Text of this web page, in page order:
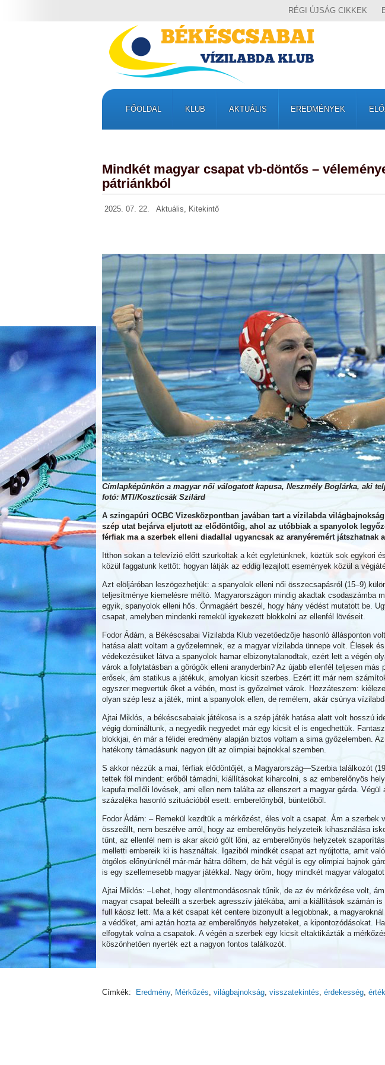
RÉGI ÚJSÁG CIKKEK
FŐOLDAL KLUB AKTUÁLIS EREDMÉNYEK
Mindkét magyar csapat vb-döntős –
pátriánkból
2025. 07. 22. Aktuális, Kitekintő
Címlapképünkön a magyar női válogatott kapusa, Neszmély Boglárka, aki
fotó: MTI/Koszticsák Szilárd
A szingapúri OCBC Vizesközpontban javában tart a vízilabda
szép utat bejárva eljutott az elődöntőig, ahol az utóbbiak a spanyolok
férfiak ma a szerbek elleni diadallal ugyancsak az aranyéremért játszhatnak
Itthon sokan a televízió előtt szurkoltak a két egyletünknek, köztük sok egykori
közül faggatunk kettőt: hogyan látják az eddig lezajlott események közül a
Azt elöljáróban leszögezhetjük: a spanyolok elleni női összecsapásról (15–9)
teljesítménye kiemelésre méltó. Magyarországon mindig akadtak csodaszámba
egyik, spanyolok elleni hős. Önmagáért beszél, hogy hány védést mutatott be.
csapat, amelyben mindenki remekül igyekezett blokkolni az ellenfél lövéseit.
Fodor Ádám, a Békéscsabai Vízilabda Klub vezetőedzője hasonló állásponton
hatása alatt voltam a győzelemnek, ez a magyar vízilabda ünnepe volt. Élesek
védekezésüket látva a spanyolok hamar elbizonytalanodtak, ezért lett a végén
várok a folytatásban a görögök elleni aranyderbin? Az újabb ellenfél teljesen más
erősek, ám statikus a játékuk, amolyan kicsit szerbes. Ezért itt már nem
egyszer megvertük őket a vébén, most is győzelmet várok. Hozzáteszem:
olyan szép lesz a játék, mint a spanyolok ellen, de remélem, akár csúnya
Ajtai Miklós, a békéscsabaiak játékosa is a szép játék hatása alatt volt hosszú
végig domináltunk, a negyedik negyedet már egy kicsit el is engedhettük.
blokkjai, én már a félidei eredmény alapján biztos voltam a sima győzelemben.
hatékony támadásunk nagyon ült az olimpiai bajnokkal szemben.
S akkor nézzük a mai, férfiak elődöntőjét, a Magyarország—Szerbia találkozót
tettek föl mindent: erőből támadni, kiállításokat kiharcolni, s az emberelőnyös
kapufa mellőli lövések, ami ellen nem találta az ellenszert a magyar gárda.
százaléka hasonló szituációból esett: emberelőnyből, büntetőből.
Fodor Ádám: – Remekül kezdtük a mérkőzést, éles volt a csapat. Ám a szerbek
összeállt, nem beszélve arról, hogy az emberelőnyös helyzeteik kihasználása
tűnt, az ellenfél nem is akar akció gólt lőni, az emberelőnyös helyzetek
melletti embereik ki is használtak. Igaziból mindkét csapat azt nyújtotta, amit
ötgólos előnyünknél már-már hátra dőltem, de hát végül is egy olimpiai bajnok
is egy szellemesebb magyar játékkal. Nagy öröm, hogy mindkét magyar
Ajtai Miklós: –Lehet, hogy ellentmondásosnak tűnik, de az év mérkőzése volt,
magyar csapat beleállt a szerbek agresszív játékába, ami a kiállítások számán
full káosz lett. Ma a két csapat két centere bizonyult a legjobbnak, a
a védőket, ami aztán hozta az emberelőnyös helyzeteket, a kipontozódásokat.
elfogytak volna a csapatok. A végén a szerbek egy kicsit eltaktikázták a
köszönhetően nyerték ezt a nagyon fontos találkozót.
Címkék: Eredmény, Mérkőzés, világbajnokság, visszatekintés, érdekesség,